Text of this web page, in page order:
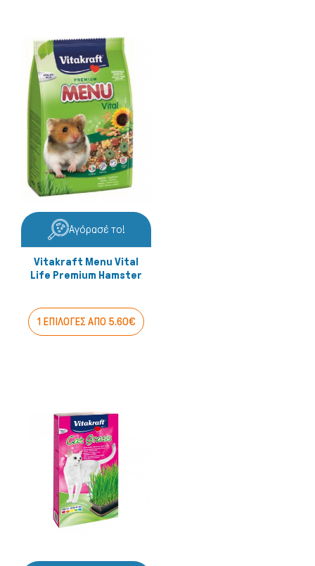
Αγόρασέ το!
Vitakraft Menu Vital
Life Premium Hamster
1 ΕΠΙΛΟΓΕΣ ΑΠΟ 5.60€